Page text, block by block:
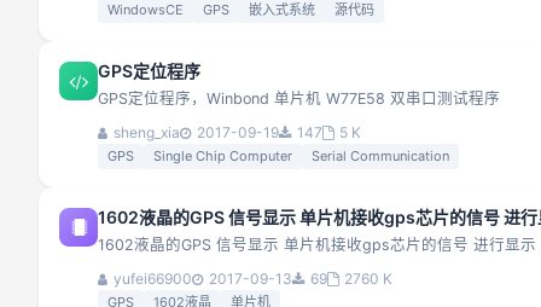
WindowsCE GPS 嵌入式系统 源代码
GPS定位程序
GPS定位程序，Winbond 单片机 W77E58 双串口测试程序
sheng_xia
2017-09-19 147 5 K
GPS Single Chip Computer Serial Communication
1602液晶的GPS 信号显示 单片机接收gps芯片的信号 进行
1602液晶的GPS 信号显示 单片机接收gps芯片的信号 进行显示
yufei66900
2017-09-13 69 2760 K
GPS 1602液晶 单片机